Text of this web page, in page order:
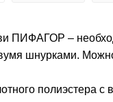
ПИФАГОР –
шнурками.
полиэстера с